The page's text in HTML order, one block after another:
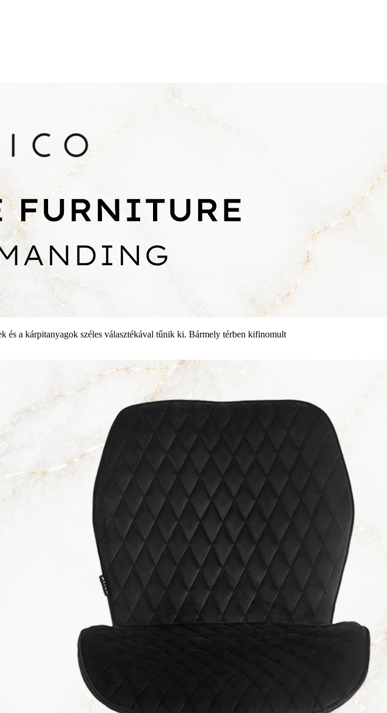
és a kárpitanyagok széles választékával tűnik ki. Bármely térben kifinomult